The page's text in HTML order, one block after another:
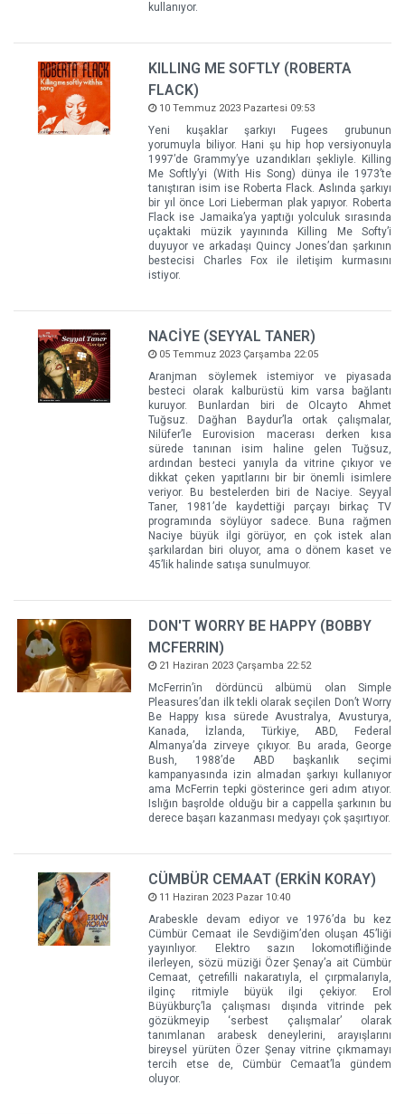
kullanıyor.
KILLING ME SOFTLY (ROBERTA
FLACK)
10 Temmuz 2023 Pazartesi 09:53
Yeni kuşaklar şarkıyı Fugees grubunun
yorumuyla biliyor. Hani şu hip hop versiyonuyla
1997’de Grammy’ye uzandıkları şekliyle. Killing
Me Softly’yi (With His Song) dünya ile 1973’te
tanıştıran isim ise Roberta Flack. Aslında şarkıyı
bir yıl önce Lori Lieberman plak yapıyor. Roberta
Flack ise Jamaika’ya yaptığı yolculuk sırasında
uçaktaki müzik yayınında Killing Me Softy’i
duyuyor ve arkadaşı Quincy Jones’dan şarkının
bestecisi Charles Fox ile iletişim kurmasını
istiyor.
NACİYE (SEYYAL TANER)
05 Temmuz 2023 Çarşamba 22:05
Aranjman söylemek istemiyor ve piyasada
besteci olarak kalburüstü kim varsa bağlantı
kuruyor. Bunlardan biri de Olcayto Ahmet
Tuğsuz. Dağhan Baydur’la ortak çalışmalar,
Nilüfer’le Eurovision macerası derken kısa
sürede tanınan isim haline gelen Tuğsuz,
ardından besteci yanıyla da vitrine çıkıyor ve
dikkat çeken yapıtlarını bir bir önemli isimlere
veriyor. Bu bestelerden biri de Naciye. Seyyal
Taner, 1981’de kaydettiği parçayı birkaç TV
programında söylüyor sadece. Buna rağmen
Naciye büyük ilgi görüyor, en çok istek alan
şarkılardan biri oluyor, ama o dönem kaset ve
45’lik halinde satışa sunulmuyor.
DON'T WORRY BE HAPPY (BOBBY
MCFERRIN)
21 Haziran 2023 Çarşamba 22:52
McFerrin’in dördüncü albümü olan Simple
Pleasures’dan ilk tekli olarak seçilen Don’t Worry
Be Happy kısa sürede Avustralya, Avusturya,
Kanada, İzlanda, Türkiye, ABD, Federal
Almanya’da zirveye çıkıyor. Bu arada, George
Bush, 1988’de ABD başkanlık seçimi
kampanyasında izin almadan şarkıyı kullanıyor
ama McFerrin tepki gösterince geri adım atıyor.
Islığın başrolde olduğu bir a cappella şarkının bu
derece başarı kazanması medyayı çok şaşırtıyor.
CÜMBÜR CEMAAT (ERKİN KORAY)
11 Haziran 2023 Pazar 10:40
Arabeskle devam ediyor ve 1976’da bu kez
Cümbür Cemaat ile Sevdiğim’den oluşan 45’liği
yayınlıyor. Elektro sazın lokomotifliğinde
ilerleyen, sözü müziği Özer Şenay’a ait Cümbür
Cemaat, çetrefilli nakaratıyla, el çırpmalarıyla,
ilginç ritmiyle büyük ilgi çekiyor. Erol
Büyükburç’la çalışması dışında vitrinde pek
gözükmeyip ‘serbest çalışmalar’ olarak
tanımlanan arabesk deneylerini, arayışlarını
bireysel yürüten Özer Şenay vitrine çıkmamayı
tercih etse de, Cümbür Cemaat’la gündem
oluyor.